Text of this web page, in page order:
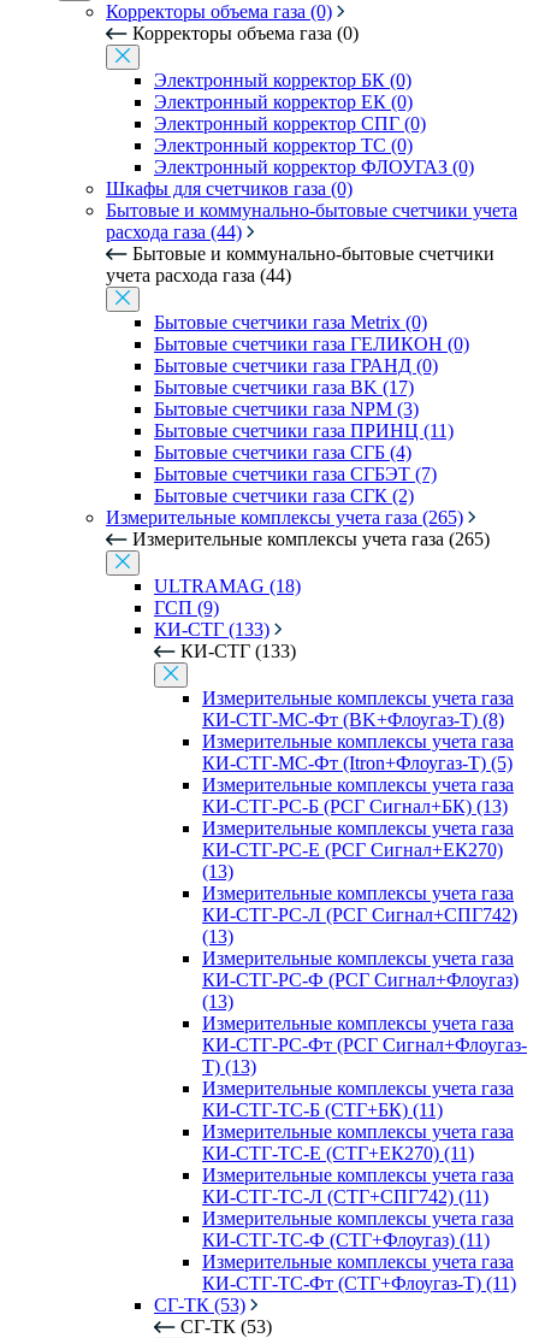
Корректоры объема газа (0)
Корректоры объема газа (0)
Электронный корректор БК (0)
Электронный корректор ЕК (0)
Электронный корректор СПГ (0)
Электронный корректор ТС (0)
Электронный корректор ФЛОУГАЗ (0)
Шкафы для счетчиков газа (0)
Бытовые и коммунально-бытовые счетчики учета
расхода газа (44)
Бытовые и коммунально-бытовые счетчики
учета расхода газа (44)
Бытовые счетчики газа Metrix (0)
Бытовые счетчики газа ГЕЛИКОН (0)
Бытовые счетчики газа ГРАНД (0)
Бытовые счетчики газа BK (17)
Бытовые счетчики газа NPM (3)
Бытовые счетчики газа ПРИНЦ (11)
Бытовые счетчики газа СГБ (4)
Бытовые счетчики газа СГБЭТ (7)
Бытовые счетчики газа СГК (2)
Измерительные комплексы учета газа (265)
Измерительные комплексы учета газа (265)
ULTRAMAG (18)
ГСП (9)
КИ-СТГ (133)
КИ-СТГ (133)
Измерительные комплексы учета газа
КИ-СТГ-МС-Фт (BK+Флоугаз-Т) (8)
Измерительные комплексы учета газа
КИ-СТГ-МС-Фт (Itron+Флоугаз-Т) (5)
Измерительные комплексы учета газа
КИ-СТГ-РС-Б (РСГ Сигнал+БК) (13)
Измерительные комплексы учета газа
КИ-СТГ-РС-Е (РСГ Сигнал+ЕК270)
(13)
Измерительные комплексы учета газа
КИ-СТГ-РС-Л (РСГ Сигнал+СПГ742)
(13)
Измерительные комплексы учета газа
КИ-СТГ-РС-Ф (РСГ Сигнал+Флоугаз)
(13)
Измерительные комплексы учета газа
КИ-СТГ-РС-Фт (РСГ Сигнал+Флоугаз-
Т) (13)
Измерительные комплексы учета газа
КИ-СТГ-ТС-Б (СТГ+БК) (11)
Измерительные комплексы учета газа
КИ-СТГ-ТС-Е (СТГ+ЕК270) (11)
Измерительные комплексы учета газа
КИ-СТГ-ТС-Л (СТГ+СПГ742) (11)
Измерительные комплексы учета газа
КИ-СТГ-ТС-Ф (СТГ+Флоугаз) (11)
Измерительные комплексы учета газа
КИ-СТГ-ТС-Фт (СТГ+Флоугаз-Т) (11)
СГ-ТК (53)
СГ-ТК (53)